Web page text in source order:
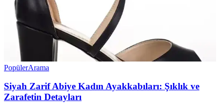
PopülerArama
Siyah Zarif Abiye Kadın Ayakkabıları: Şıklık ve
Zarafetin Detayları